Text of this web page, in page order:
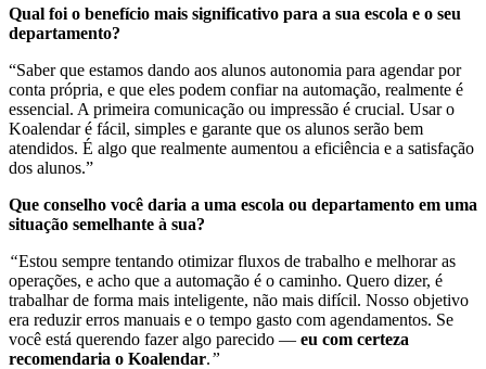
Qual foi o benefício mais significativo para a sua escola e o seu
departamento?
“Saber que estamos dando aos alunos autonomia para agendar por
conta própria, e que eles podem confiar na automação, realmente é
essencial. A primeira comunicação ou impressão é crucial. Usar o
Koalendar é fácil, simples e garante que os alunos serão bem
atendidos. É algo que realmente aumentou a eficiência e a satisfação
dos alunos.”
Que conselho você daria a uma escola ou departamento em uma
situação semelhante à sua?
“Estou sempre tentando otimizar fluxos de trabalho e melhorar as
operações, e acho que a automação é o caminho. Quero dizer, é
trabalhar de forma mais inteligente, não mais difícil. Nosso objetivo
era reduzir erros manuais e o tempo gasto com agendamentos. Se
você está querendo fazer algo parecido — eu com certeza
recomendaria o Koalendar.”